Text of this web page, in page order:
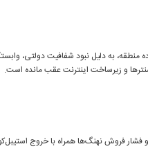
منطقه، به دلیل نبود شفافیت دولتی،
و زیرساخت اینترنت عقب مانده است.
فروش نهنگ‌ها همراه با خروج